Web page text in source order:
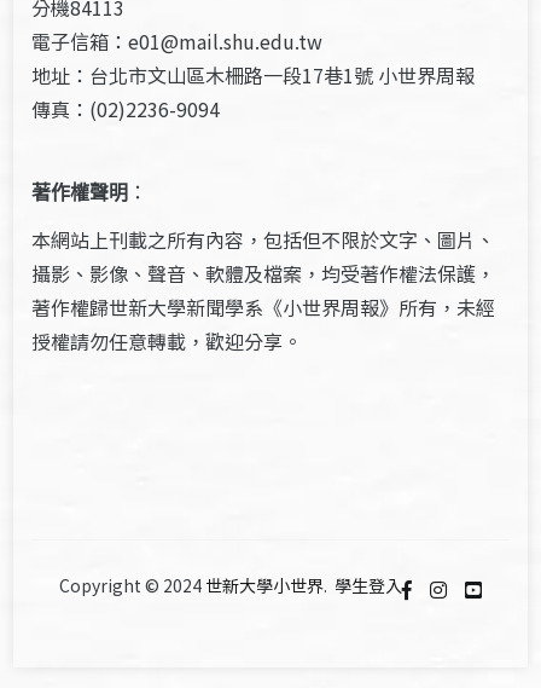
分機84113
電子信箱：e01@mail.shu.edu.tw
地址：台北市文山區木柵路一段17巷1號 小世界周報
傳真：(02)2236-9094
著作權聲明 ：
本網站上刊載之所有內容，包括但不限於文字、圖片、
攝影、影像、聲音、軟體及檔案，均受著作權法保護，
著作權歸世新大學新聞學系《小世界周報》所有，未經
授權請勿任意轉載，歡迎分享。
Copyright © 2024 世新大學小世界. 學生登入